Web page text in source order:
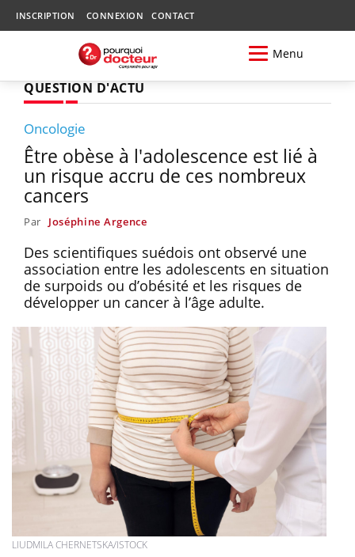
INSCRIPTION CONNEXION CONTACT
Menu
QUESTION D'ACTU
Oncologie
Être obèse à l'adolescence est lié à
un risque accru de ces nombreux
cancers
Par Joséphine Argence
Des scientifiques suédois ont observé une
association entre les adolescents en situation
de surpoids ou d’obésité et les risques de
développer un cancer à l’âge adulte.
LIUDMILA CHERNETSKA/ISTOCK